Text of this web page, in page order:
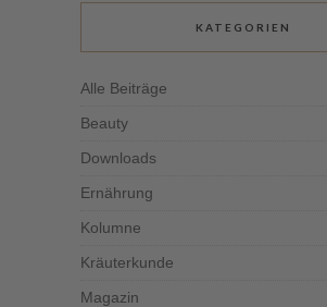
KATEGORIEN
Alle Beiträge
Beauty
Downloads
Ernährung
Kolumne
Kräuterkunde
Magazin